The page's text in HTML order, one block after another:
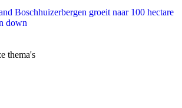
Boschhuizerbergen groeit naar 100 hectare
down
thema's